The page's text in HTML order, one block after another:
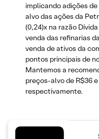
implicando adições
alvo das ações da
(0,24)x na razão
venda das refinarias
venda de ativos da
pontos principais de
Mantemos a
preços-alvo de R$36 e
respectivamente.